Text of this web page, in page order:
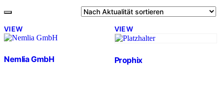
sortiert
VIEW
Nemlia GmbH
VIEW
Prophix